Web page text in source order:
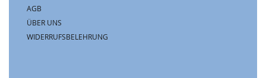
AGB
ÜBER UNS
WIDERRUFSBELEHRUNG